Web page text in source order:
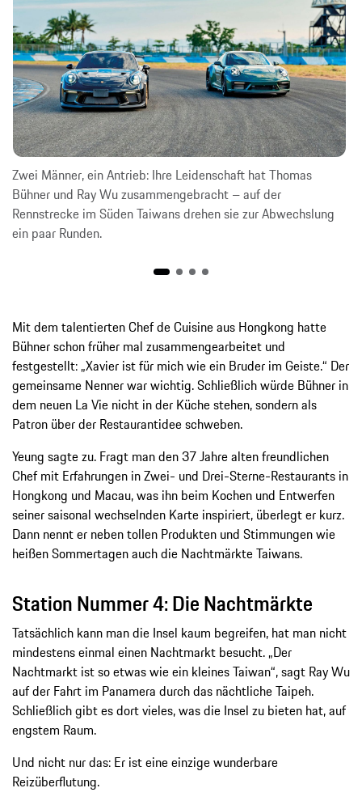
Zwei Männer, ein Antrieb: Ihre Leidenschaft hat Thomas
Bühner und Ray Wu zusammengebracht – auf der
Rennstrecke im Süden Taiwans drehen sie zur Abwechslung
ein paar Runden.
Mit dem talentierten Chef de Cuisine aus Hongkong hatte
Bühner schon früher mal zusammengearbeitet und
festgestellt: „Xavier ist für mich wie ein Bruder im Geiste.“ Der
gemeinsame Nenner war wichtig. Schließlich würde Bühner in
dem neuen La Vie nicht in der Küche stehen, sondern als
Patron über der Restaurantidee schweben.
Yeung sagte zu. Fragt man den 37 Jahre alten freundlichen
Chef mit Erfahrungen in Zwei- und Drei-Sterne-Restaurants in
Hongkong und Macau, was ihn beim Kochen und Entwerfen
seiner saisonal wechselnden Karte inspiriert, überlegt er kurz.
Dann nennt er neben tollen Produkten und Stimmungen wie
heißen Sommertagen auch die Nachtmärkte Taiwans.
Station Nummer 4: Die Nachtmärkte
Tatsächlich kann man die Insel kaum begreifen, hat man nicht
mindestens einmal einen Nachtmarkt besucht. „Der
Nachtmarkt ist so etwas wie ein kleines Taiwan“, sagt Ray Wu
auf der Fahrt im Panamera durch das nächtliche Taipeh.
Schließlich gibt es dort vieles, was die Insel zu bieten hat, auf
engstem Raum.
Und nicht nur das: Er ist eine einzige wunderbare
Reizüberflutung.